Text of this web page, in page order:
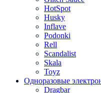
HotSpot
Husky
Inflave
Podonki
Rell
Scandalist
Skala
Toyz
Одноразовые
Dragbar